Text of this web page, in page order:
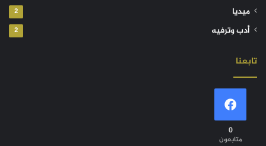
ميديا 2
أدب وترفيه 2
تابعنا
0
متابعون